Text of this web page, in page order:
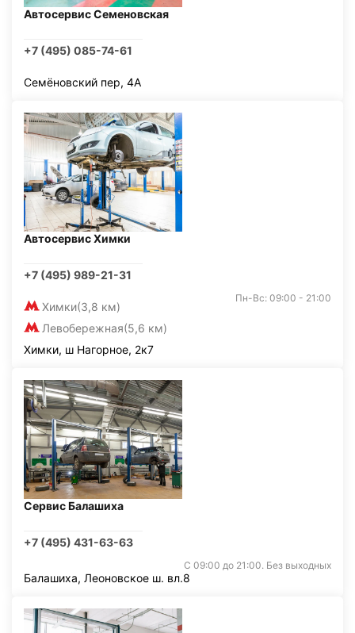
Автосервис Семеновская
+7 (495) 085-74-61
Семёновский пер, 4А
Автосервис Химки
+7 (495) 989-21-31
Химки(3,8 км)
Левобережная(5,6 км)
Пн-Вс: 09:00 - 21:00
Химки, ш Нагорное, 2к7
Сервис Балашиха
+7 (495) 431-63-63
С 09:00 до 21:00. Без выходных
Балашиха, Леоновское ш. вл.8